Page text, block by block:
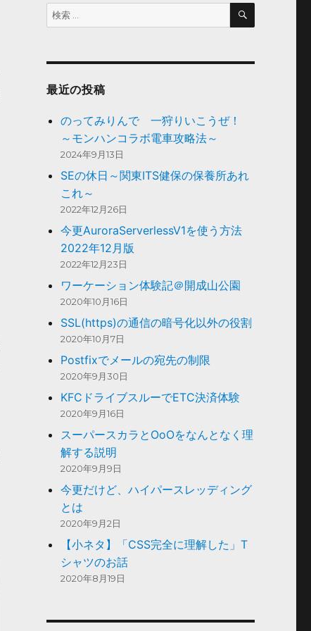
o
k a
検
索:
検
最近の投稿
のってみりんで 一狩りいこうぜ！
～モンハンコラボ電車攻略法～
2024年9月13日
SEの休日～関東ITS健保の保養所あれ
これ～
2022年12月26日
今更AuroraServerlessV1を使う方法
2022年12月版
2022年12月23日
ワーケーション体験記＠開成山公園
2020年10月16日
SSL(https)の通信の暗号化以外の役割
2020年10月7日
Postfixでメールの宛先の制限
2020年9月30日
KFCドライブスルーでETC決済体験
2020年9月16日
スーパースカラとOoOをなんとなく理
解する説明
2020年9月9日
今更だけど、ハイパースレッディング
とは
2020年9月2日
【小ネタ】「CSS完全に理解した」T
シャツのお話
2020年8月19日